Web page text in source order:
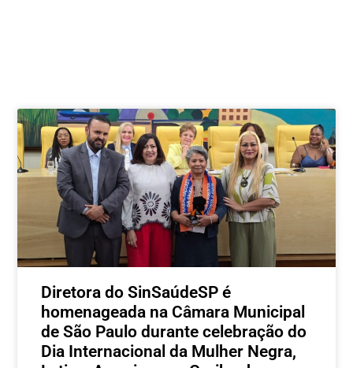
Postagens relacionadas
Diretora do SinSaúdeSP é
homenageada na Câmara Municipal
de São Paulo durante celebração do
Dia Internacional da Mulher Negra,